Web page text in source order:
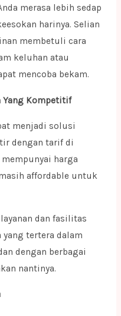
merasa lebih sedap
harinya. Selian
membetuli cara
keluhan atau
mencoba bekam.
Yang Kompetitif
menjadi solusi
dengan tarif di
mempunyai harga
affordable untuk
dan fasilitas
tertera dalam
dengan berbagai
nantinya.